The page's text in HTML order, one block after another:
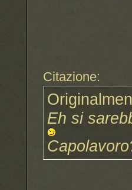
Citazione:
Eh si